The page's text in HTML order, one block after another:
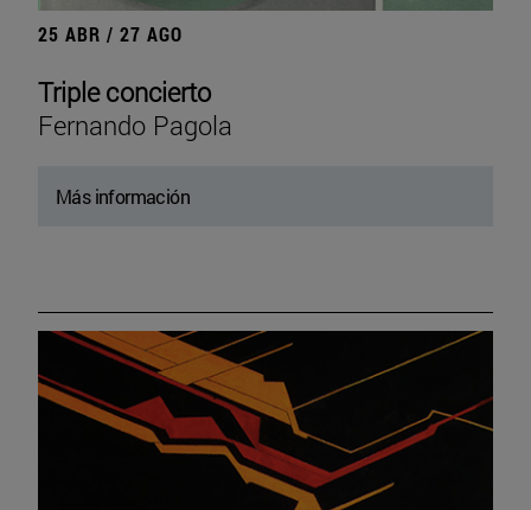
25 ABR / 27 AGO
Triple concierto
Fernando Pagola
Más información